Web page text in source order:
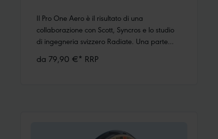
Il Pro One Aero è il risultato di una
collaborazione con Scott, Syncros e lo studio
di ingegneria svizzero Radiate. Una parte
pneumatico aerodinamico possibile che non
posteriori.IL FOCUS POSTERIORE:La più
da 79,90 €* RRP